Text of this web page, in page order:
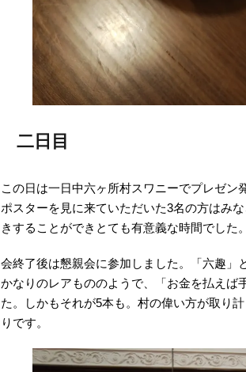
二日目
この日は一日中六ヶ所村スワニーでプレゼ
ポスターを見に来ていただいた3名の方はみ
きすることができとても有意義な時間でした
会終了後は懇親会に参加しました。「六趣」
かなりのレアもののようで、「お金を払えば
た。しかもそれが5本も。村の偉い方が取り
りです。